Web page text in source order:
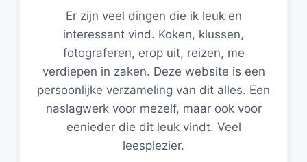
Er zijn veel dingen die ik leuk en
interessant vind. Koken, klussen,
fotograferen, erop uit, reizen, me
verdiepen in zaken. Deze website is een
persoonlijke verzameling van dit alles. Een
naslagwerk voor mezelf, maar ook voor
eenieder die dit leuk vindt. Veel
leesplezier.